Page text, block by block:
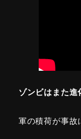
ゾンビはまた進
軍の積荷が事故